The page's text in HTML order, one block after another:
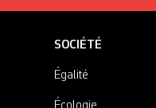
SOCIÉTÉ
Égalité